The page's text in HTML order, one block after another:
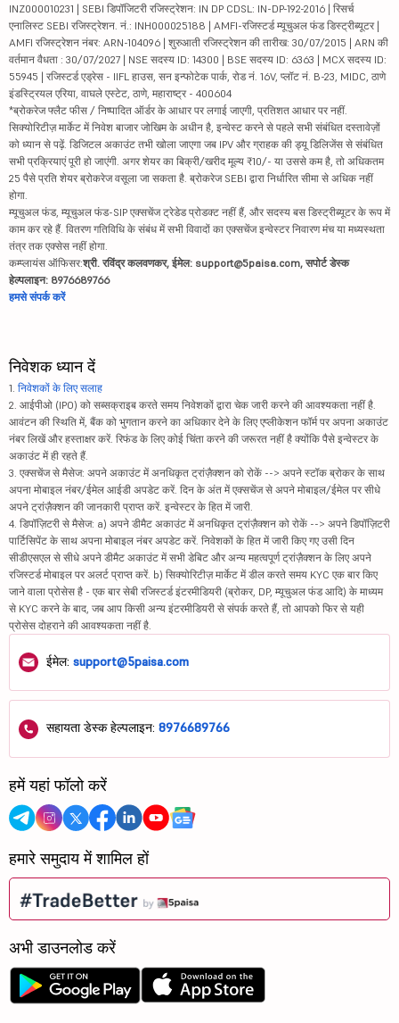
INZ000010231 | SEBI डिपॉजिटरी रजिस्ट्रेशन: IN DP CDSL: IN-DP-192-2016 | रिसर्च
एनालिस्ट SEBI रजिस्ट्रेशन. नं.: INH000025188 | AMFI-रजिस्टर्ड म्यूचुअल फंड डिस्ट्रीब्यूटर |
AMFI रजिस्ट्रेशन नंबर: ARN-104096 | शुरुआती रजिस्ट्रेशन की तारीख: 30/07/2015 | ARN की
वर्तमान वैधता : 30/07/2027 | NSE सदस्य ID: 14300 | BSE सदस्य ID: 6363 | MCX सदस्य ID:
55945 | रजिस्टर्ड एड्रेस - IIFL हाउस, सन इन्फोटेक पार्क, रोड नं. 16V, प्लॉट नं. B-23, MIDC, ठाणे
इंडस्ट्रियल एरिया, वाघले एस्टेट, ठाणे, महाराष्ट्र - 400604
*ब्रोकरेज फ्लैट फीस / निष्पादित ऑर्डर के आधार पर लगाई जाएगी, प्रतिशत आधार पर नहीं.
सिक्योरिटीज़ मार्केट में निवेश बाजार जोखिम के अधीन है, इन्वेस्ट करने से पहले सभी संबंधित दस्तावेज़ों
को ध्यान से पढ़ें. डिजिटल अकाउंट तभी खोला जाएगा जब IPV और ग्राहक की ड्यू डिलिजेंस से संबंधित
सभी प्रक्रियाएं पूरी हो जाएंगी. अगर शेयर का बिक्री/खरीद मूल्य ₹10/- या उससे कम है, तो अधिकतम
25 पैसे प्रति शेयर ब्रोकरेज वसूला जा सकता है. ब्रोकरेज SEBI द्वारा निर्धारित सीमा से अधिक नहीं
होगा.
म्यूचुअल फंड, म्यूचुअल फंड-SIP एक्सचेंज ट्रेडेड प्रोडक्ट नहीं हैं, और सदस्य बस डिस्ट्रीब्यूटर के रूप में
काम कर रहे हैं. वितरण गतिविधि के संबंध में सभी विवादों का एक्सचेंज इन्वेस्टर निवारण मंच या मध्यस्थता
तंत्र तक एक्सेस नहीं होगा.
कम्प्लायंस ऑफिसर:श्री. रविंद्र कलवणकर, ईमेल: support@5paisa.com, सपोर्ट डेस्क
हेल्पलाइन: 8976689766
हमसे संपर्क करें
निवेशक ध्यान दें
1. निवेशकों के लिए सलाह
2. आईपीओ (IPO) को सब्सक्राइब करते समय निवेशकों द्वारा चेक जारी करने की आवश्यकता नहीं है.
आवंटन की स्थिति में, बैंक को भुगतान करने का अधिकार देने के लिए एप्लीकेशन फॉर्म पर अपना अकाउंट
नंबर लिखें और हस्ताक्षर करें. रिफंड के लिए कोई चिंता करने की जरूरत नहीं है क्योंकि पैसे इन्वेस्टर के
अकाउंट में ही रहते हैं.
3. एक्सचेंज से मैसेज: अपने अकाउंट में अनधिकृत ट्रांज़ैक्शन को रोकें --> अपने स्टॉक ब्रोकर के साथ
अपना मोबाइल नंबर/ईमेल आईडी अपडेट करें. दिन के अंत में एक्सचेंज से अपने मोबाइल/ईमेल पर सीधे
अपने ट्रांज़ैक्शन की जानकारी प्राप्त करें. इन्वेस्टर के हित में जारी.
4. डिपॉज़िटरी से मैसेज: a) अपने डीमैट अकाउंट में अनधिकृत ट्रांज़ैक्शन को रोकें --> अपने डिपॉज़िटरी
पार्टिसिपेंट के साथ अपना मोबाइल नंबर अपडेट करें. निवेशकों के हित में जारी किए गए उसी दिन
सीडीएसएल से सीधे अपने डीमैट अकाउंट में सभी डेबिट और अन्य महत्वपूर्ण ट्रांज़ैक्शन के लिए अपने
रजिस्टर्ड मोबाइल पर अलर्ट प्राप्त करें. b) सिक्योरिटीज़ मार्केट में डील करते समय KYC एक बार किए
जाने वाला प्रोसेस है - एक बार सेबी रजिस्टर्ड इंटरमीडियरी (ब्रोकर, DP, म्यूचुअल फंड आदि) के माध्यम
से KYC करने के बाद, जब आप किसी अन्य इंटरमीडियरी से संपर्क करते हैं, तो आपको फिर से यही
प्रोसेस दोहराने की आवश्यकता नहीं है.
ईमेल: support@5paisa.com
सहायता डेस्क हेल्पलाइन: 8976689766
हमें यहां फॉलो करें
हमारे समुदाय में शामिल हों
अभी डाउनलोड करें